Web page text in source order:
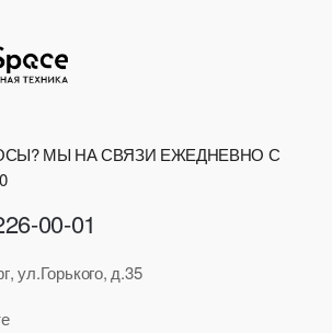
МЫ НА СВЯЗИ ЕЖЕДНЕВНО С
00-01
ул.Горького, д.35